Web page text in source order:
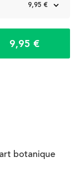
9,95 €
9,95 €
botanique